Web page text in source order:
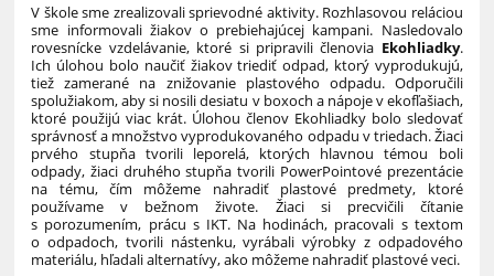
V škole sme zrealizovali sprievodné aktivity. Rozhlasovou reláciou
sme informovali žiakov o prebiehajúcej kampani. Nasledovalo
rovesnícke vzdelávanie, ktoré si pripravili členovia Ekohliadky.
Ich úlohou bolo naučiť žiakov triediť odpad, ktorý vyprodukujú,
tiež zamerané na znižovanie plastového odpadu. Odporučili
spolužiakom, aby si nosili desiatu v boxoch a nápoje v ekofľašiach,
ktoré použijú viac krát. Úlohou členov Ekohliadky bolo sledovať
správnosť a množstvo vyprodukovaného odpadu v triedach. Žiaci
prvého stupňa tvorili leporelá, ktorých hlavnou témou boli
odpady, žiaci druhého stupňa tvorili PowerPointové prezentácie
na tému, čím môžeme nahradiť plastové predmety, ktoré
používame v bežnom živote. Žiaci si precvičili čítanie
s porozumením, prácu s IKT. Na hodinách, pracovali s textom
o odpadoch, tvorili nástenku, vyrábali výrobky z odpadového
materiálu, hľadali alternatívy, ako môžeme nahradiť plastové veci.